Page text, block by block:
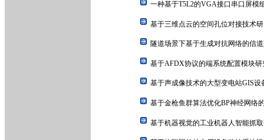
一种基于T5L2的VGA接口串口屏
基于三维点云的空间孔位对接技
隧道场景下基于生成对抗网络的信
基于AFDX协议的端系统配置模块
基于声成像技术的大型变电站GIS
基于金枪鱼群算法优化BP神经网
基于机器视觉的工业机器人智能抓